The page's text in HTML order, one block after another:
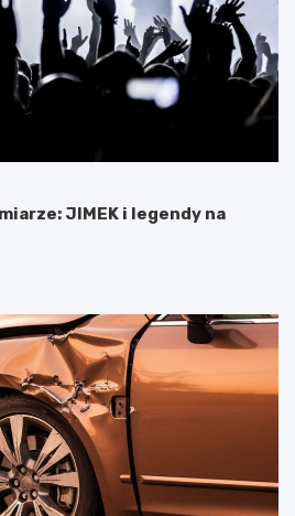
JIMEK i legendy na